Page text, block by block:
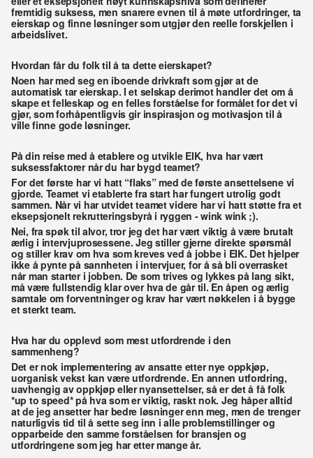
fremtidig suksess, men snarere evnen til å møte utfordringer, ta
eierskap og finne løsninger som utgjør den reelle forskjellen i
arbeidslivet.
Hvordan får du folk til å ta dette eierskapet?
Noen har med seg en iboende drivkraft som gjør at de
automatisk tar eierskap. I et selskap derimot handler det om å
skape et felleskap og en felles forståelse for formålet for det vi
gjør, som forhåpentligvis gir inspirasjon og motivasjon til å
ville finne gode løsninger.
På din reise med å etablere og utvikle EIK, hva har vært
suksessfaktorer når du har bygd teamet?
For det første har vi hatt “flaks” med de første ansettelsene vi
gjorde. Teamet vi etablerte fra start har fungert utrolig godt
sammen. Når vi har utvidet teamet videre har vi hatt støtte fra et
eksepsjonelt rekrutteringsbyrå i ryggen - wink wink ;).
Nei, fra spøk til alvor, tror jeg det har vært viktig å være brutalt
ærlig i intervjuprosessene. Jeg stiller gjerne direkte spørsmål
og stiller krav om hva som kreves ved å jobbe i EIK. Det hjelper
ikke å pynte på sannheten i intervjuer, for å så bli overrasket
når man starter i jobben. De som trives og lykkes på lang sikt,
må være fullstendig klar over hva de går til. En åpen og ærlig
samtale om forventninger og krav har vært nøkkelen i å bygge
et sterkt team.
Hva har du opplevd som mest utfordrende i den
sammenheng?
Det er nok implementering av ansatte etter nye oppkjøp,
uorganisk vekst kan være utfordrende. En annen utfordring,
uavhengig av oppkjøp eller nyansettelser, så er det å få folk
*up to speed* på hva som er viktig, raskt nok. Jeg håper alltid
at de jeg ansetter har bedre løsninger enn meg, men de trenger
naturligvis tid til å sette seg inn i alle problemstillinger og
opparbeide den samme forståelsen for bransjen og
utfordringene som jeg har etter mange år.